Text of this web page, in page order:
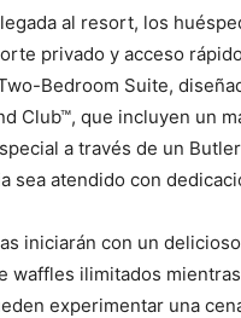
al resort, los
privado y acceso
Bedroom Suite,
Club™, que incluyen un
a través de un
sea atendido con
iniciarán con un
waffles ilimitados
experimentar una